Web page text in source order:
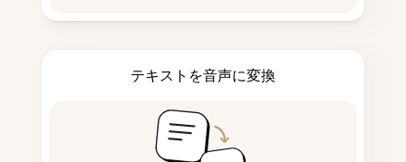
テキストを音声に変換